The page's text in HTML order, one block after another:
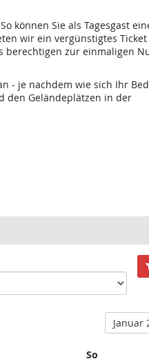
können Sie als Tagesgast
wir ein vergünstigtes Ticket
berechtigen zur einmaligen
- je nachdem wie sich Ihr
den Geländeplätzen in der
Januar
So